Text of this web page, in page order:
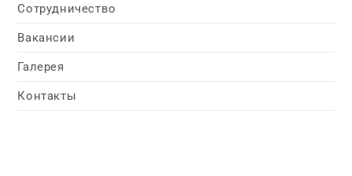
Сотрудничество
Вакансии
Галерея
Контакты